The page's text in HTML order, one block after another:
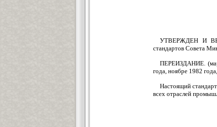
УТВЕРЖДЕН И
стандартов Совета
ПЕРЕИЗДАНИЕ.
года, ноябре 1982
Настоящий
всех отраслей